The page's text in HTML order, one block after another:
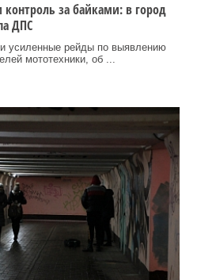
за байками: в город
ДПС
усиленные рейды по выявлению
мототехники, об ...